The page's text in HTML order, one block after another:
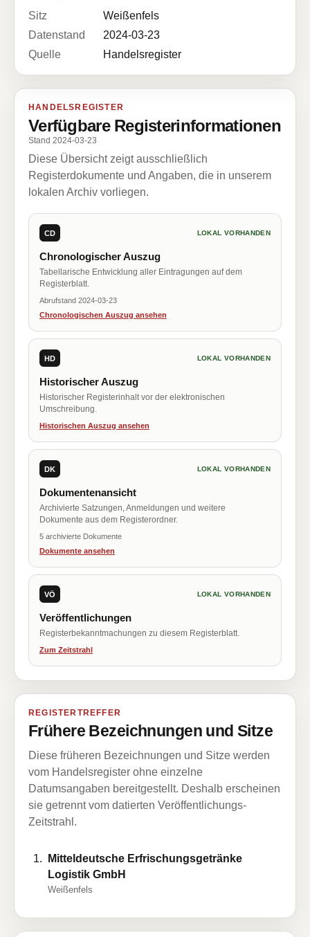
Sitz
Weißenfels
Datenstand
2024-03-23
Quelle
Handelsregister
HANDELSREGISTER
Verfügbare Registerinformationen
Stand 2024-03-23
Diese Übersicht zeigt ausschließlich
Registerdokumente und Angaben, die in unserem
lokalen Archiv vorliegen.
CD LOKAL VORHANDEN
Chronologischer Auszug
Tabellarische Entwicklung aller Eintragungen auf dem
Registerblatt.
Abrufstand 2024-03-23
Chronologischen Auszug ansehen
HD LOKAL VORHANDEN
Historischer Auszug
Historischer Registerinhalt vor der elektronischen
Umschreibung.
Historischen Auszug ansehen
DK LOKAL VORHANDEN
Dokumentenansicht
Archivierte Satzungen, Anmeldungen und weitere
Dokumente aus dem Registerordner.
5 archivierte Dokumente
Dokumente ansehen
VÖ LOKAL VORHANDEN
Veröffentlichungen
Registerbekanntmachungen zu diesem Registerblatt.
Zum Zeitstrahl
REGISTERTREFFER
Frühere Bezeichnungen und Sitze
Diese früheren Bezeichnungen und Sitze werden
vom Handelsregister ohne einzelne
Datumsangaben bereitgestellt. Deshalb erscheinen
sie getrennt vom datierten Veröffentlichungs-
Zeitstrahl.
Mitteldeutsche Erfrischungsgetränke
Logistik GmbH
Weißenfels